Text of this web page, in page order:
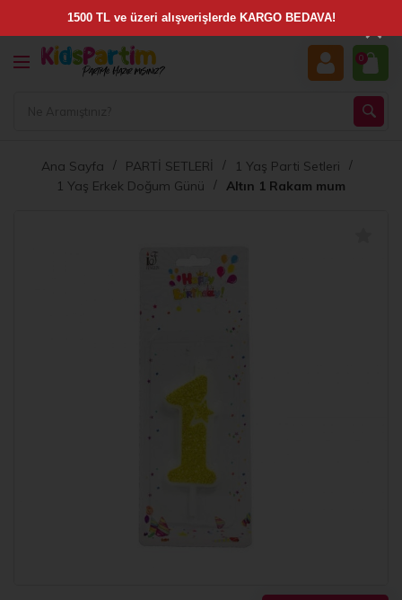
0
Ana Sayfa PARTİ SETLERİ
1 Yaş Parti Setleri
1 Yaş Erkek Doğum Günü
Altın 1 Rakam mum
×